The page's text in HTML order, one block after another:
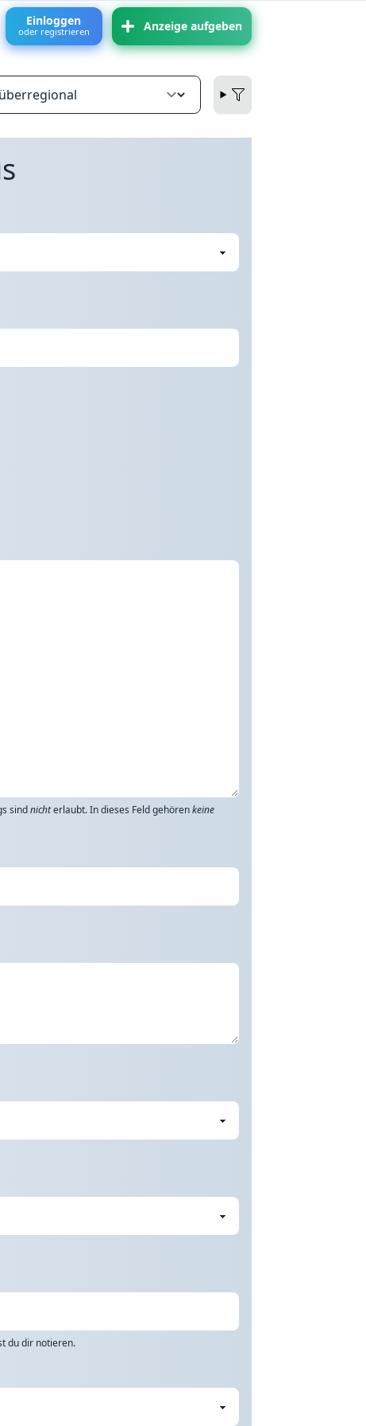
Einloggen
oder registrieren Anzeige aufgeben
sindnichterlaubt. In dieses Feld gehörenkeine
du dir notieren.